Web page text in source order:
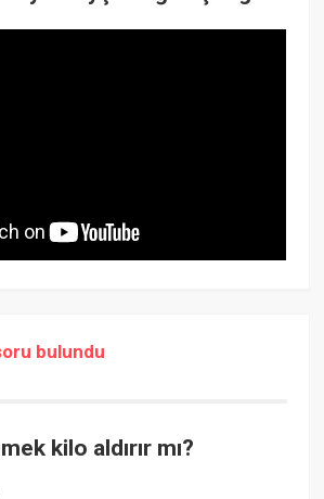
bulundu
kilo aldırır mı?